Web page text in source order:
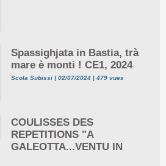
Spassighjata in Bastia, trà
mare è monti ! CE1, 2024
Scola Subissi | 02/07/2024 | 479 vues
COULISSES DES
REPETITIONS "A
GALEOTTA...VENTU IN